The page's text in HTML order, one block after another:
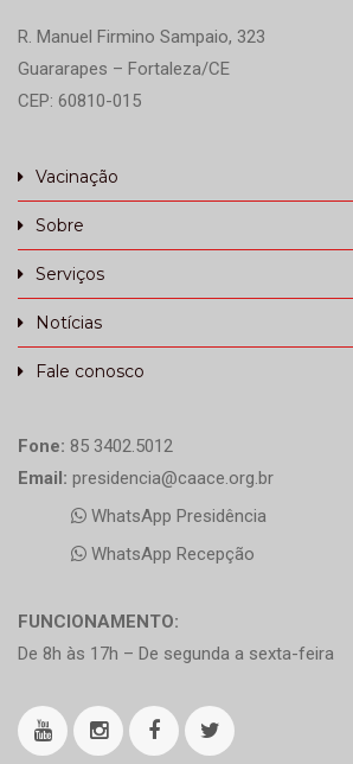
R. Manuel Firmino Sampaio, 323
Guararapes – Fortaleza/CE
CEP: 60810-015
Vacinação
Sobre
Serviços
Notícias
Fale conosco
Fone: 85 3402.5012
Email: presidencia@caace.org.br
WhatsApp Presidência
WhatsApp Recepção
FUNCIONAMENTO:
De 8h às 17h – De segunda a sexta-feira